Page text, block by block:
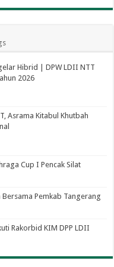
Hibrid | DPW LDII NTT
2026
Asrama Kitabul Khutbah
Cup I Pencak Silat
Pemkab Tangerang
Rakorbid KIM DPP LDII